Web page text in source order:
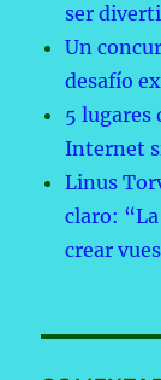
ser
Un
desafío
5 lugares
Internet
Linus
claro:
crear